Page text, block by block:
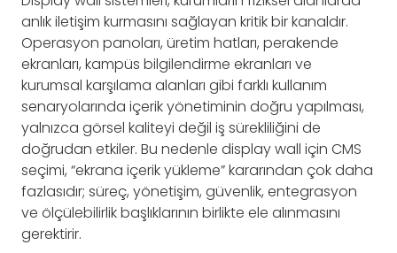
anlık iletişim kurmasını sağlayan kritik bir kanaldır.
Operasyon panoları, üretim hatları, perakende
ekranları, kampüs bilgilendirme ekranları ve
kurumsal karşılama alanları gibi farklı kullanım
senaryolarında içerik yönetiminin doğru yapılması,
yalnızca görsel kaliteyi değil iş sürekliliğini de
doğrudan etkiler. Bu nedenle display wall için CMS
seçimi, “ekrana içerik yükleme” kararından çok daha
fazlasıdır; süreç, yönetişim, güvenlik, entegrasyon
ve ölçülebilirlik başlıklarının birlikte ele alınmasını
gerektirir.